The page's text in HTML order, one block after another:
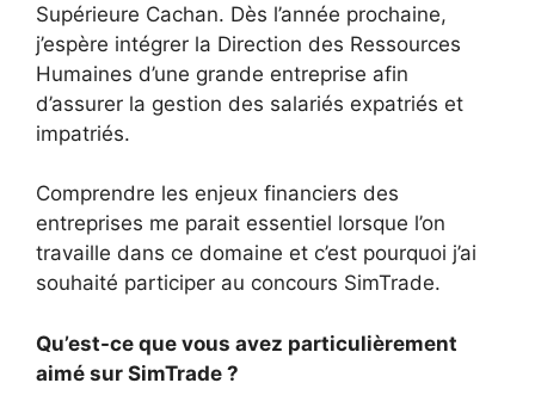
Supérieure Cachan. Dès l’année prochaine,
j’espère intégrer la Direction des Ressources
Humaines d’une grande entreprise afin
d’assurer la gestion des salariés expatriés et
impatriés.
Comprendre les enjeux financiers des
entreprises me parait essentiel lorsque l’on
travaille dans ce domaine et c’est pourquoi j’ai
souhaité participer au concours SimTrade.
Qu’est-ce que vous avez particulièrement
aimé sur SimTrade ?